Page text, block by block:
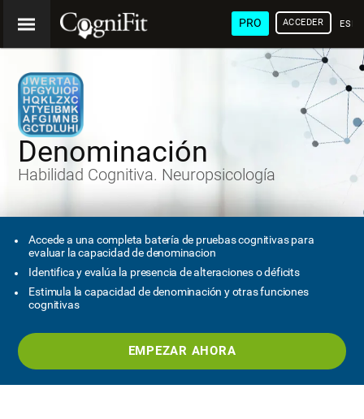
PRO ACCEDER
Denominación
Habilidad Cognitiva. Neuropsicología
Accede a una completa batería de pruebas cognitivas para
evaluar la capacidad de denominacion
Identifica y evalúa la presencia de alteraciones o déficits
Estimula la capacidad de denominación y otras funciones
cognitivas
EMPEZAR AHORA